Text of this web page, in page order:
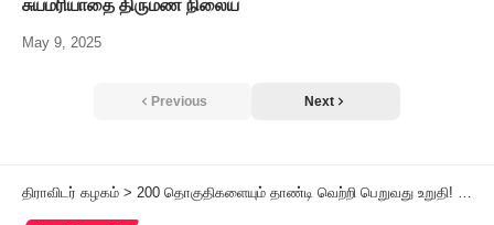
சுயமரியாதை திருமண நிலைய
May 9, 2025
Previous Next
திராவிடர் கழகம் > 200 தொகுதிகளையும் தாண்டி வெற்றி பெறுவது உறுதி! அதைச் செய்வதுதான், கருஞ்சட்டையினரின் முதல் கடமை!! என்னுடைய பிறந்த நாள் செய்தி இதுதான்!